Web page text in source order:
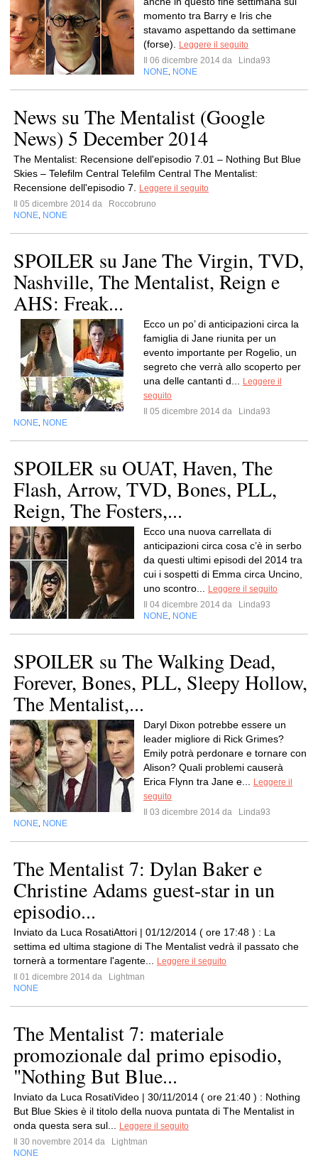
momento tra Barry e Iris che
stavamo aspettando da settimane
(forse).
Leggere il seguito
Il 06 dicembre 2014 da
Linda93
NONE NONE
News su The Mentalist (Google
News) 5 December 2014
The Mentalist: Recensione dell'episodio 7.01 – Nothing But Blue
Skies – Telefilm Central Telefilm Central The Mentalist:
Recensione dell'episodio 7.
Leggere il seguito
Il 05 dicembre 2014 da
Roccobruno
NONE NONE
SPOILER su Jane The Virgin, TVD,
Nashville, The Mentalist, Reign e
AHS: Freak...
Ecco un po’ di anticipazioni circa la
famiglia di Jane riunita per un
evento importante per Rogelio, un
segreto che verrà allo scoperto per
una delle cantanti d...
Leggere il
seguito
Il 05 dicembre 2014 da
Linda93
NONE NONE
SPOILER su OUAT, Haven, The
Flash, Arrow, TVD, Bones, PLL,
Reign, The Fosters,...
Ecco una nuova carrellata di
anticipazioni circa cosa c’è in serbo
da questi ultimi episodi del 2014 tra
cui i sospetti di Emma circa Uncino,
uno scontro...
Leggere il seguito
Il 04 dicembre 2014 da
Linda93
NONE NONE
SPOILER su The Walking Dead,
Forever, Bones, PLL, Sleepy Hollow,
The Mentalist,...
Daryl Dixon potrebbe essere un
leader migliore di Rick Grimes?
Emily potrà perdonare e tornare con
Alison? Quali problemi causerà
Erica Flynn tra Jane e...
Leggere il
seguito
Il 03 dicembre 2014 da
Linda93
NONE NONE
The Mentalist 7: Dylan Baker e
Christine Adams guest-star in un
episodio...
Inviato da Luca RosatiAttori | 01/12/2014 ( ore 17:48 ) : La
settima ed ultima stagione di The Mentalist vedrà il passato che
tornerà a tormentare l'agente...
Leggere il seguito
Il 01 dicembre 2014 da
Lightman
NONE
The Mentalist 7: materiale
promozionale dal primo episodio,
"Nothing But Blue...
Inviato da Luca RosatiVideo | 30/11/2014 ( ore 21:40 ) : Nothing
But Blue Skies è il titolo della nuova puntata di The Mentalist in
onda questa sera sul...
Leggere il seguito
Il 30 novembre 2014 da
Lightman
NONE